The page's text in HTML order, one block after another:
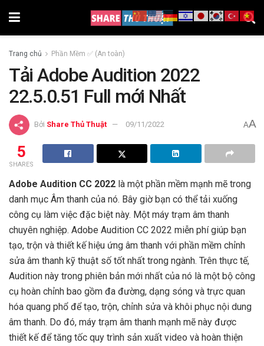
Trang chủ Phần Mềm ✅ (An toàn)
Tải Adobe Audition 2022
22.5.0.51 Full mới Nhất
Bởi Share Thủ Thuật 09/11/2022 AA
5
SHARES
Adobe Audition CC 2022 là một phần mềm mạnh mẽ trong
danh mục Âm thanh của nó. Bây giờ bạn có thể tải xuống
công cụ làm việc đặc biệt này. Một máy trạm âm thanh
chuyên nghiệp. Adobe Audition CC 2022 miễn phí giúp bạn
tạo, trộn và thiết kế hiệu ứng âm thanh với phần mềm chỉnh
sửa âm thanh kỹ thuật số tốt nhất trong ngành. Trên thực tế,
Audition này trong phiên bản mới nhất của nó là một bộ công
cụ hoàn chỉnh bao gồm đa đường, dạng sóng và trực quan
hóa quang phổ để tạo, trộn, chỉnh sửa và khôi phục nội dung
âm thanh. Do đó, máy trạm âm thanh mạnh mẽ này được
thiết kế để tăng tốc quy trình sản xuất video và hoàn thiện